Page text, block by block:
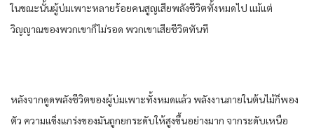
ในขณะนั้น​ผู้​บ่ม​เพาะ​หลาย​ร้อย​คน​สูญเสีย​พลัง​ชีวิต​ทั้งหมด​ไป แม้แต่​
วิญญาณ​ของ​พวกเขา​ก็​ไม่รอด​ พวกเขา​เสียชีวิต​ทันที​
หลังจาก​ดูด​พลัง​ชีวิต​ของ​ผู้​บ่ม​เพาะ​ทั้งหมด​แล้ว​ พลังงาน​ภายใน​ต้นไม้​ก็​พอง
ตัว​ ความ​แข็งแกร่ง​ของ​มัน​ถูก​ยกระดับ​ให้​สูงขึ้น​อย่าง​มาก​ จาก​ระดับ​เหนือ​